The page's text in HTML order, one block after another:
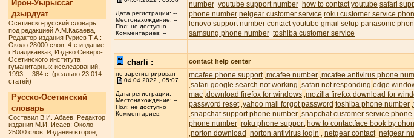
Ирон-Уырыссаг
дзырдуат
Осетинско-русский словарь
под редакцией А.М.Касаева,
Редактор издания Гуриев Т.А.:
Около 28000 слов. 4-е издание.
г.Владикавказ, Изд-во Северо-
Осетинского института
гуманитарных исследований,
1993. – 384 с. (реально 23 014
статей)
Русско-Осетинский
словарь
Составил В.И. Абаев. Редактор
издания М.И. Исаев: Около
25000 слов. Издание второе,
Дата регистрации: --
Местонахождение: --
Пол: не доступно
Комментариев: --
number youtube support number how to contact youtube safari
phone number netgear customer service roku customer service
lenovo support number contact youtube gmail setup panasonic
samsung phone number toshiba customer service
charli : contact help center
не зарегистрирован
04.04.2022 , 05:07
Дата регистрации: --
Местонахождение: --
Пол: не доступно
Комментариев: --
mcafee phone support mcafee number mcafee antivirus phone
safari google search not working safari not responding edge
mac download firefox for windows mozilla firefox download for
password reset yahoo mail forgot password toshiba phone number
snapchat support phone number snapchat customer service
phone number roku phone support how to contactface book by
norton download norton antivirus login netgear contact netgear